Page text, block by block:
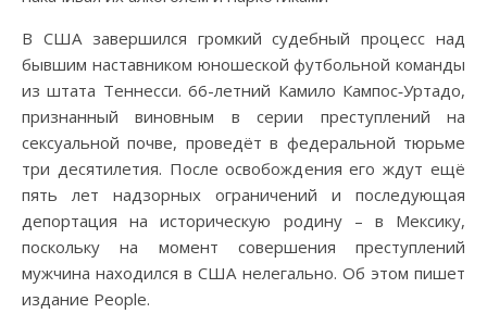
В США завершился громкий судебный процесс над
бывшим наставником юношеской футбольной команды
из штата Теннесси. 66-летний Камило Кампос‑Уртадо,
признанный виновным в серии преступлений на
сексуальной почве, проведёт в федеральной тюрьме
три десятилетия. После освобождения его ждут ещё
пять лет надзорных ограничений и последующая
депортация на историческую родину – в Мексику,
поскольку на момент совершения преступлений
мужчина находился в США нелегально. Об этом пишет
издание People.